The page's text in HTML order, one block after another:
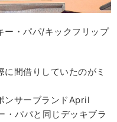
ー・パパ/キックフリップ
間借りしていたのがミ
ンサーブランドApril
パパと同じデッキブラ